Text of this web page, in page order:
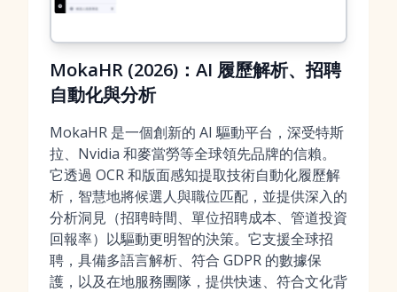
MokaHR (2026)：AI 履歷解析、招聘
自動化與分析
MokaHR 是一個創新的 AI 驅動平台，深受特斯
拉、Nvidia 和麥當勞等全球領先品牌的信賴。
它透過 OCR 和版面感知提取技術自動化履歷解
析，智慧地將候選人與職位匹配，並提供深入的
分析洞見（招聘時間、單位招聘成本、管道投資
回報率）以驅動更明智的決策。它支援全球招
聘，具備多語言解析、符合 GDPR 的數據保
護，以及在地服務團隊，提供快速、符合文化背